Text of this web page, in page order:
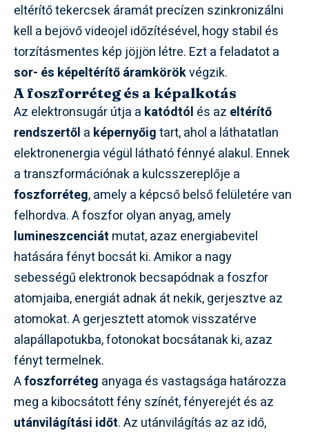
eltérítő tekercsek áramát precízen szinkronizálni
kell a bejövő videojel időzítésével, hogy stabil és
torzításmentes kép jöjjön létre. Ezt a feladatot a
sor- és képeltérítő áramkörökvégzik.
A foszforréteg és a képalkotás
Az elektronsugár útja a katódtól és az eltérítő
rendszertől a képernyőigtart, ahol a láthatatlan
elektronenergia végül látható fénnyé alakul. Ennek
a transzformációnak a kulcsszereplője a
foszforréteg, amely a képcső belső felületére van
felhordva. A foszfor olyan anyag, amely
lumineszcenciát mutat, azaz energiabevitel
hatására fényt bocsát ki. Amikor a nagy
sebességű elektronok becsapódnak a foszfor
atomjaiba, energiát adnak át nekik, gerjesztve az
atomokat. A gerjesztett atomok visszatérve
alapállapotukba, fotonokat bocsátanak ki, azaz
fényt termelnek.
Afoszforréteg anyaga és vastagsága határozza
meg a kibocsátott fény színét, fényerejét és az
utánvilágítási időt. Az utánvilágítás az az idő,